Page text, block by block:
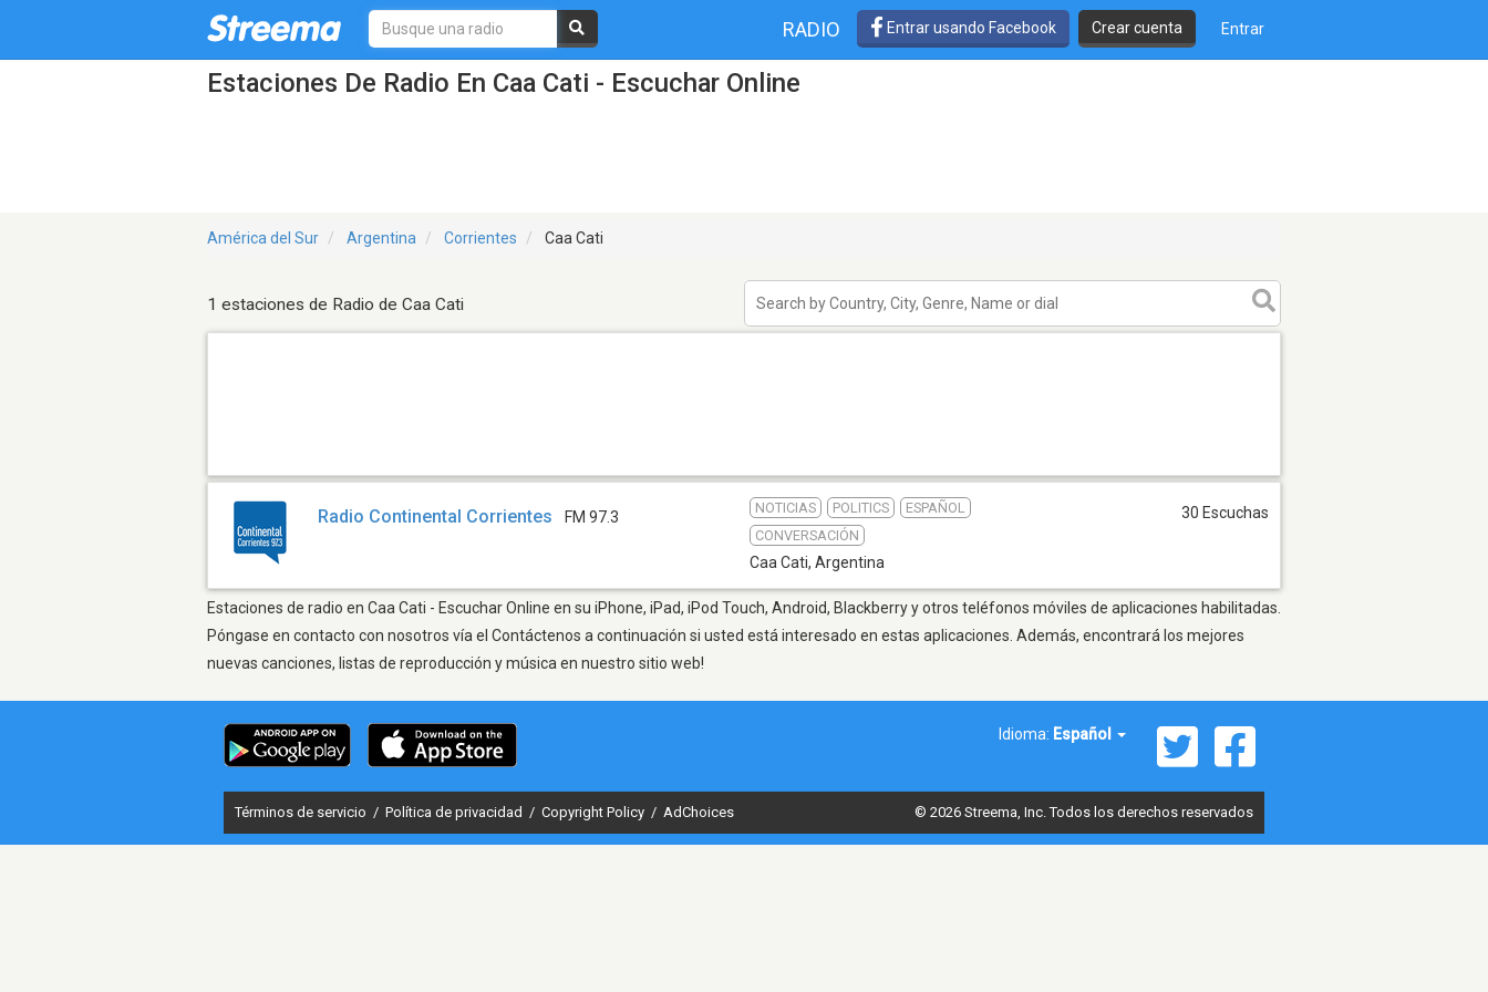
RADIO Entrar usando Facebook Crear cuenta Entrar
Estaciones De Radio En Caa Cati - Escuchar Online
América del Sur Argentina Corrientes Caa Cati
1 estaciones de Radio de Caa Cati
Radio Continental Corrientes FM 97.3
NOTICIAS POLITICS
ESPAÑOL
CONVERSACIÓN
Caa Cati, Argentina
30 Escuchas
Estaciones de radio en Caa Cati - Escuchar Online en su iPhone, iPad, iPod Touch, Android, Blackberry y otros teléfonos móviles de aplicaciones habilitadas.
Póngase en contacto con nosotros vía el Contáctenos a continuación si usted está interesado en estas aplicaciones. Además, encontrará los mejores
nuevas canciones, listas de reproducción y música en nuestro sitio web!
Idioma: Español
Términos de servicio / Política de privacidad / Copyright Policy / AdChoices © 2026 Streema, Inc. Todos los derechos reservados